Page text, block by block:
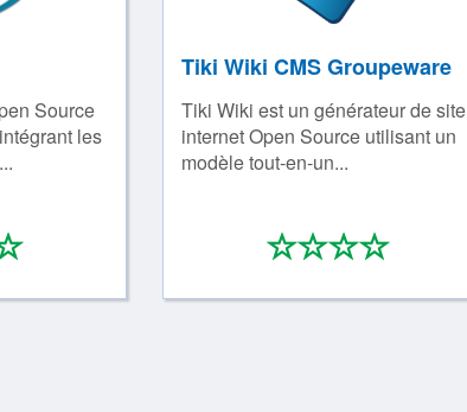
Source
les
*
0/4
Tiki Wiki CMS Groupeware
Tiki Wiki est un générateur de site
internet Open Source utilisant un
modèle tout-en-un...
***